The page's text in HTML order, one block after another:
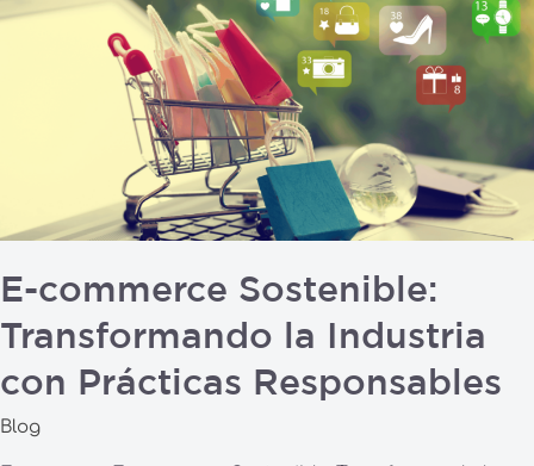
E-commerce Sostenible:
Transformando la Industria
con Prácticas Responsables
Blog
Sostenible:
Transformando
Responsables